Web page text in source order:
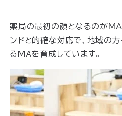
薬局の最初の顔となるのがMA
ンドと的確な対応で、地域の
るMAを育成しています。